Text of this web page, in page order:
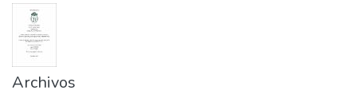
Archivos